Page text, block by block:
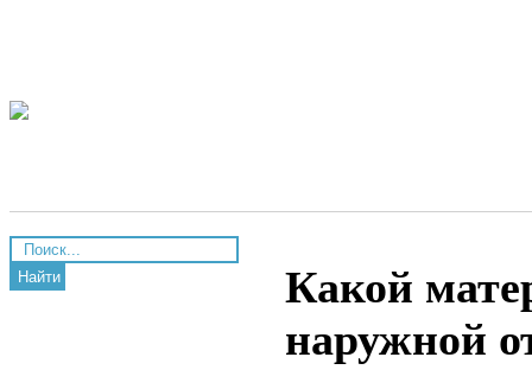
Найти
Какой
наружной